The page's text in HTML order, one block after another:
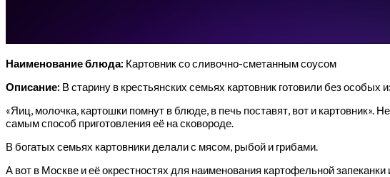
Наименование блюда: Картовник со сливочно-сметанным соусом
Описание: В старину в крестьянских семьях картовник готовили без особых
«Яиц, молочка, картошки помнут в блюде, в печь поставят, вот и картовник».
самым способ приготовления её на сковороде.
В богатых семьях картовники делали с мясом, рыбой и грибами.
А вот в Москве и её окрестностях для наименования картофельной